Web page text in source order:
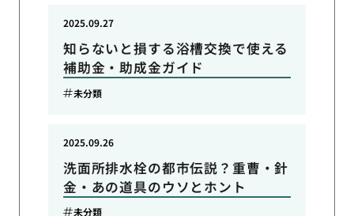
知らないと損する浴槽交換で使える
補助金・助成金ガイド
2025.09.27
未分類
洗面所排水栓の都市伝説？重曹・針
金・あの道具のウソとホント
2025.09.26
未分類